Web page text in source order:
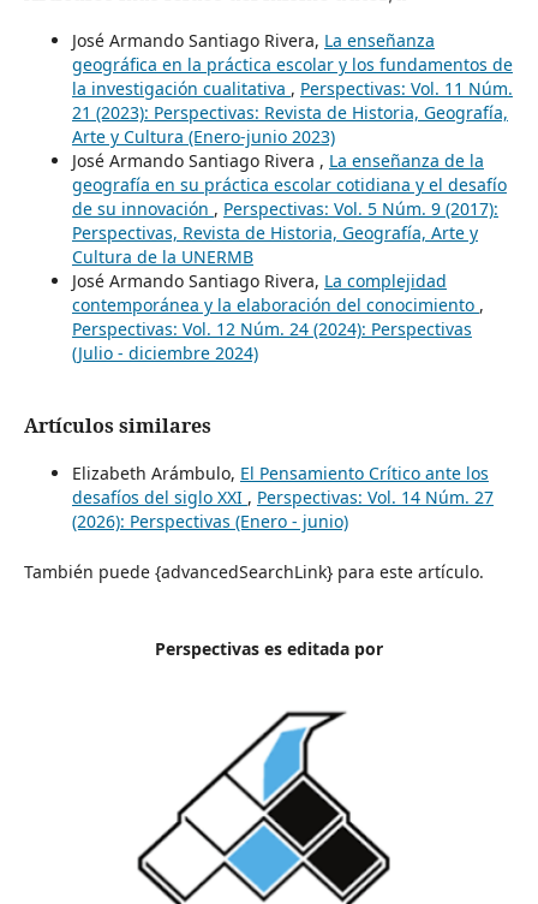
José Armando Santiago Rivera, La enseñanza
geográfica en la práctica escolar y los fundamentos de
la investigación cualitativa , Perspectivas: Vol. 11 Núm.
21 (2023): Perspectivas: Revista de Historia, Geografía,
Arte y Cultura (Enero-junio 2023)
José Armando Santiago Rivera , La enseñanza de la
geografía en su práctica escolar cotidiana y el desafío
de su innovación , Perspectivas: Vol. 5 Núm. 9 (2017):
Perspectivas, Revista de Historia, Geografía, Arte y
Cultura de la UNERMB
José Armando Santiago Rivera, La complejidad
contemporánea y la elaboración del conocimiento ,
Perspectivas: Vol. 12 Núm. 24 (2024): Perspectivas
(Julio - diciembre 2024)
Artículos similares
Elizabeth Arámbulo, El Pensamiento Crítico ante los
desafíos del siglo XXI , Perspectivas: Vol. 14 Núm. 27
(2026): Perspectivas (Enero - junio)
También puede {advancedSearchLink} para este artículo.
Perspectivas es editada por